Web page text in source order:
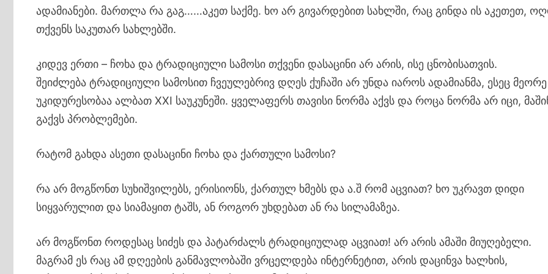
ადამიანები. მართლა რა გაგ……აკეთ საქმე. ხო არ გივარდებით სახლში, რაც გინდა ის აკეთეთ,
თქვენს საკუთარ სახლებში.
კიდევ ერთი – ჩოხა და ტრადიციული სამოსი თქვენი დასაცინი არ არის, ისე ცნობისათვის.
შეიძლება ტრადიციული სამოსით ჩვეულებრივ დღეს ქუჩაში არ უნდა იაროს ადამიანმა, ესეც მეორე
უკიდურესობაა ალბათ XXI საუკუნეში. ყველაფერს თავისი ნორმა აქვს და როცა ნორმა არ იცი,
გაქვს პრობლემები.
რატომ გახდა ასეთი დასაცინი ჩოხა და ქართული სამოსი?
რა არ მოგწონთ სუხიშვილებს, ერისიონს, ქართულ ხმებს და ა.შ რომ აცვიათ? ხო უკრავთ დიდი
სიყვარულით და სიამაყით ტაშს, ან როგორ უხდებათ ან რა სილამაზეა.
არ მოგწონთ როდესაც სიძეს და პატარძალს ტრადიციულად აცვიათ! არ არის ამაში მიუღებელი.
მაგრამ ეს რაც ამ დღეების განმავლობაში ვრცელდება ინტერნეტით, არის დაცინვა ხალხის,